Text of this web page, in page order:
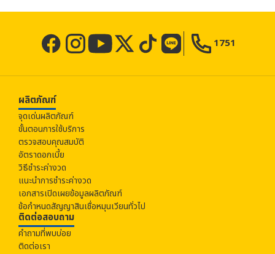
1751
ผลิตภัณฑ์
จุดเด่นผลิตภัณฑ์
ขั้นตอนการใช้บริการ
ตรวจสอบคุณสมบัติ
อัตราดอกเบี้ย
วิธีชำระค่างวด
แนะนำการชำระค่างวด
เอกสารเปิดเผยข้อมูลผลิตภัณฑ์
ข้อกำหนดสัญญาสินเชื่อหมุนเวียนทั่วไป
ติดต่อสอบถาม
คำถามที่พบบ่อย
ติดต่อเรา